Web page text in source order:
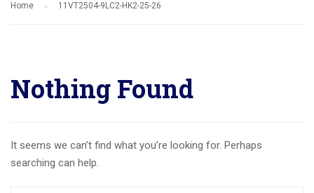
Home 11VT2504-9LC2-HK2-25-26
Nothing Found
It seems we can’t find what you’re looking for. Perhaps
searching can help.